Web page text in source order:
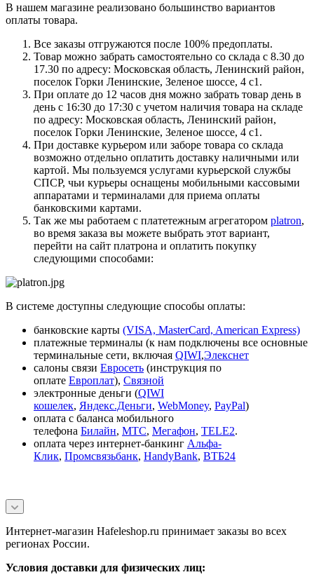
В нашем магазине реализовано большинство вариантов
оплаты товара.
Все заказы отгружаются после 100% предоплаты.
Товар можно забрать самостоятельно со склада с 8.30 до
17.30 по адресу: Московская область, Ленинский район,
поселок Горки Ленинские, Зеленое шоссе, 4 с1.
При оплате до 12 часов дня можно забрать товар день в
день с 16:30 до 17:30 с учетом наличия товара на складе
по адресу: Московская область, Ленинский район,
поселок Горки Ленинские, Зеленое шоссе, 4 с1.
При доставке курьером или заборе товара со склада
возможно отдельно оплатить доставку наличными или
картой. Мы пользуемся услугами курьерской службы
СПСР, чьи курьеры оснащены мобильными кассовыми
аппаратами и терминалами для приема оплаты
банковскими картами.
Так же мы работаем с платетежным агрегатором platron,
во время заказа вы можете выбрать этот вариант,
перейти на сайт платрона и оплатить покупку
следующими способами:
В системе доступны следующие способы оплаты:
банковские карты (VISA, MasterCard, American Express)
платежные терминалы (к нам подключены все основные
терминальные сети, включая QIWI,Элекснет
салоны связи Евросеть (инструкция по
оплате Европлат), Связной
электронные деньги (QIWI
кошелек, Яндекс.Деньги, WebMoney, PayPal)
оплата с баланса мобильного
телефона Билайн, МТС, Мегафон, TELE2.
оплата через интернет-банкинг Альфа-
Клик, Промсвязьбанк, HandyBank, ВТБ24
Интернет-магазин Hafeleshop.ru принимает заказы во всех
регионах России.
Условия доставки для физических лиц: